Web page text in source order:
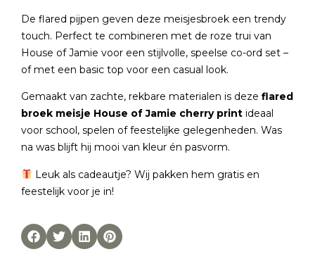
De flared pijpen geven deze meisjesbroek een trendy
touch. Perfect te combineren met de roze trui van
House of Jamie voor een stijlvolle, speelse co-ord set –
of met een basic top voor een casual look.
Gemaakt van zachte, rekbare materialen is deze flared
broek meisje House of Jamie cherry print ideaal
voor school, spelen of feestelijke gelegenheden. Was
na was blijft hij mooi van kleur én pasvorm.
Leuk als cadeautje? Wij pakken hem gratis en
feestelijk voor je in!